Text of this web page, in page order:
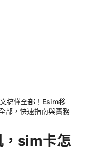
搞懂全部！Esim移
部，快速指南與實務
，sim卡怎